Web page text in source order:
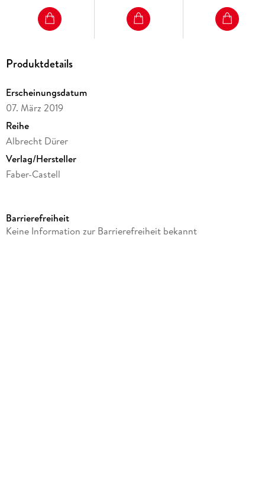
Produktdetails
Erscheinungsdatum
07. März 2019
Reihe
Albrecht Dürer
Verlag/Hersteller
Faber-Castell
Sonstiges
Barrierefreiheit
Keine Information zur Barrierefreiheit bekannt